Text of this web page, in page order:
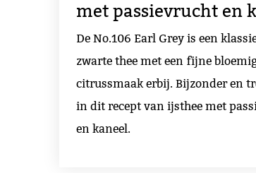
met passievrucht en
De No.106 Earl Grey is een
zwarte thee met een fijne
citrussmaak erbij. Bijzonder en
in dit recept van ijsthee met
en kaneel.